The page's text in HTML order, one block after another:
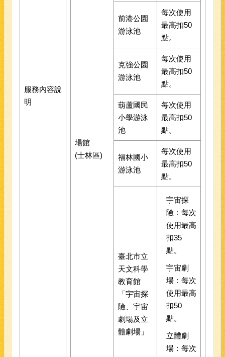
服務內容說
明
場館
(士林區)
前港公園
游泳池
每次使用
最高扣50
點。
克強公園
游泳池
每次使用
最高扣50
點。
葫蘆國民
小學游泳
池
每次使用
最高扣50
點。
福林國小
游泳池
每次使用
最高扣50
點。
臺北市立
天文科學
教育館
「宇宙探
險、宇宙
劇場及立
體劇場」
宇宙探
險：每次
使用最高
扣35
點。
宇宙劇
場：每次
使用最高
扣50
點。
立體劇
場：每次